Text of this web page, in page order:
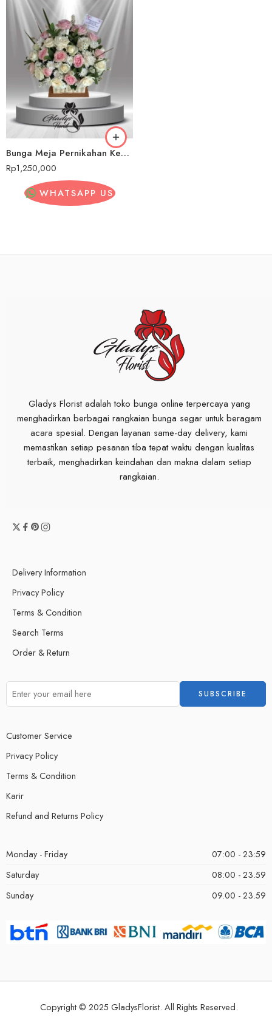
Bunga Meja Pernikahan Kedoya
Rp1,250,000
WHATSAPP US
Gladys Florist adalah toko bunga online terpercaya yang
menghadirkan berbagai rangkaian bunga segar untuk beragam
acara spesial. Dengan layanan same-day delivery, kami
memastikan setiap pesanan tiba tepat waktu dengan kualitas
terbaik, menghadirkan keindahan dan makna dalam setiap
rangkaian.
Delivery Information
Privacy Policy
Terms & Condition
Search Terms
Order & Return
Customer Service
Privacy Policy
Terms & Condition
Karir
Refund and Returns Policy
Monday - Friday
07:00 - 23:59
Saturday
08:00 - 23.59
Sunday
09.00 - 23.59
Copyright © 2025 GladysFlorist. All Rights Reserved.